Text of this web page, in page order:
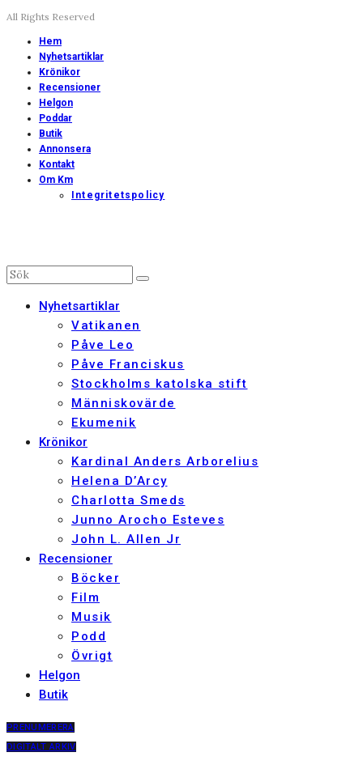
All Rights Reserved
Hem
Nyhetsartiklar
Krönikor
Recensioner
Helgon
Poddar
Butik
Annonsera
Kontakt
Om Km
Integritetspolicy
Nyhetsartiklar
Vatikanen
Påve Leo
Påve Franciskus
Stockholms katolska stift
Människovärde
Ekumenik
Krönikor
Kardinal Anders Arborelius
Helena D’Arcy
Charlotta Smeds
Junno Arocho Esteves
John L. Allen Jr
Recensioner
Böcker
Film
Musik
Podd
Övrigt
Helgon
Butik
PRENUMERERA
DIGITALT ARKIV